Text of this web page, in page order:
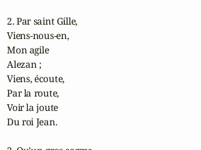
2. Par saint Gille,
Viens-nous-en,
Mon agile
Alezan ;
Viens, écoute,
Par la route,
Voir la joute
Du roi Jean.